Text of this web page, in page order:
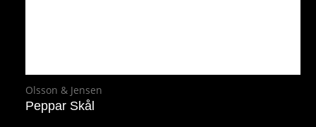
Olsson & Jensen
Peppar Skål